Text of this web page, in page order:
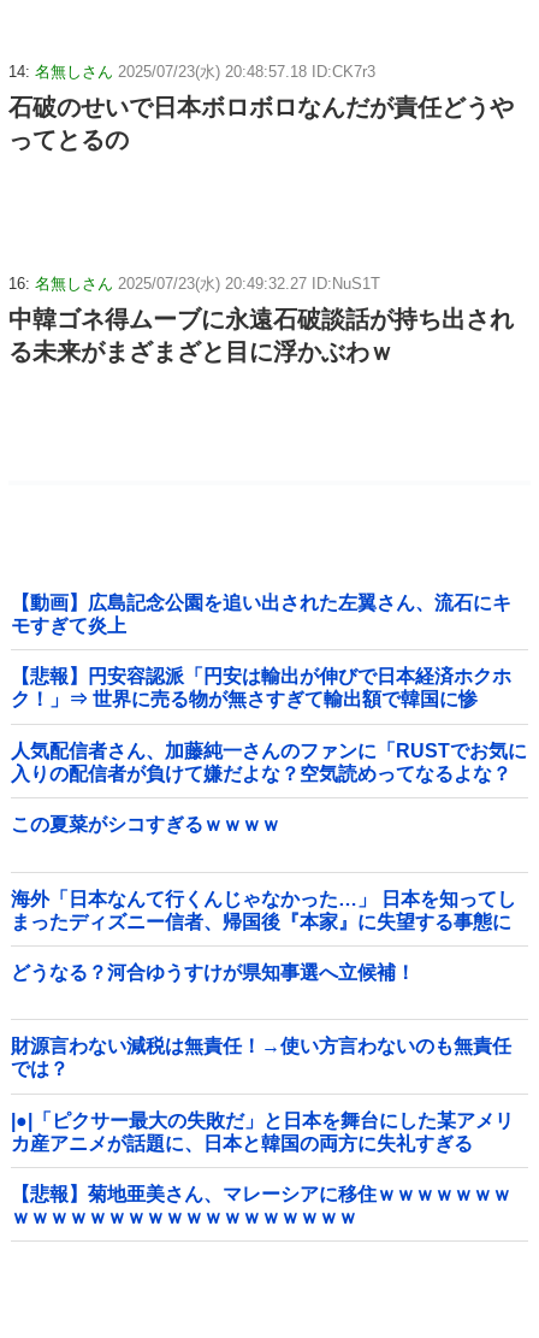
14: 名無しさん 2025/07/23(水) 20:48:57.18 ID:CK7r3
石破のせいで日本ボロボロなんだが責任どうや
ってとるの
16: 名無しさん 2025/07/23(水) 20:49:32.27 ID:NuS1T
中韓ゴネ得ムーブに永遠石破談話が持ち出され
る未来がまざまざと目に浮かぶわｗ
【動画】広島記念公園を追い出された左翼さん、流石にキ
モすぎて炎上
【悲報】円安容認派「円安は輸出が伸びで日本経済ホクホ
ク！」⇒ 世界に売る物が無さすぎて輸出額で韓国に惨
敗・・・
人気配信者さん、加藤純一さんのファンに「RUSTでお気に
入りの配信者が負けて嫌だよな？空気読めってなるよな？
その結果がVCR。お前らVCR向いてるよ」→大炎上他
この夏菜がシコすぎるｗｗｗｗ
海外「日本なんて行くんじゃなかった…」 日本を知ってし
まったディズニー信者、帰国後『本家』に失望する事態に
どうなる？河合ゆうすけが県知事選へ立候補！
財源言わない減税は無責任！→使い方言わないのも無責任
では？
|●|「ピクサー最大の失敗だ」と日本を舞台にした某アメリ
カ産アニメが話題に、日本と韓国の両方に失礼すぎる
わ……
【悲報】菊地亜美さん、マレーシアに移住ｗｗｗｗｗｗｗ
ｗｗｗｗｗｗｗｗｗｗｗｗｗｗｗｗｗｗ